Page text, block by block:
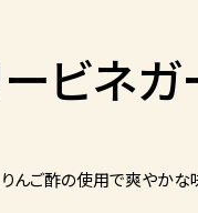
ビネガ
んご酢の使用で爽やかな